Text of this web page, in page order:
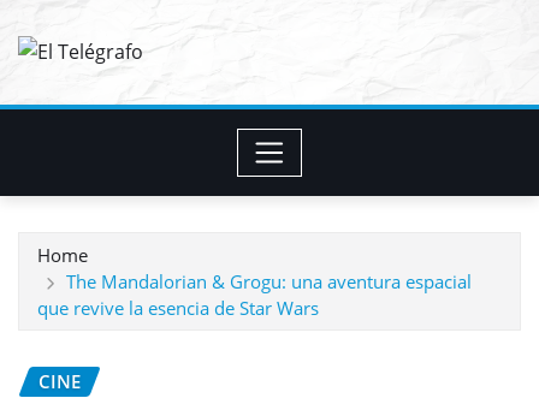
Home
The Mandalorian & Grogu: una aventura espacial
que revive la esencia de Star Wars
CINE